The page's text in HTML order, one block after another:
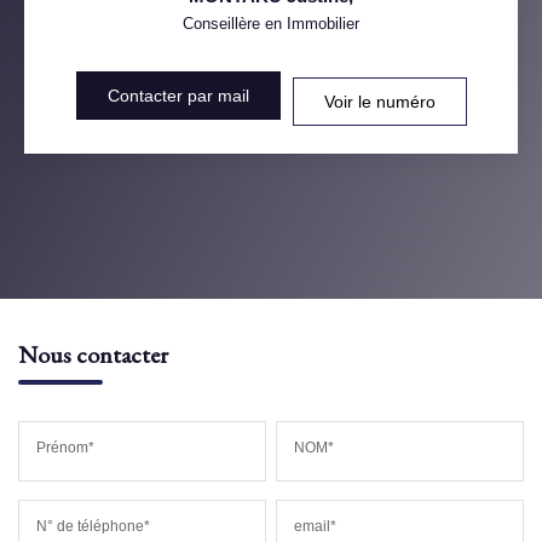
Conseillère en Immobilier
Contacter par mail Voir le numéro
Nous contacter
Prénom* NOM*
N° de téléphone* email*